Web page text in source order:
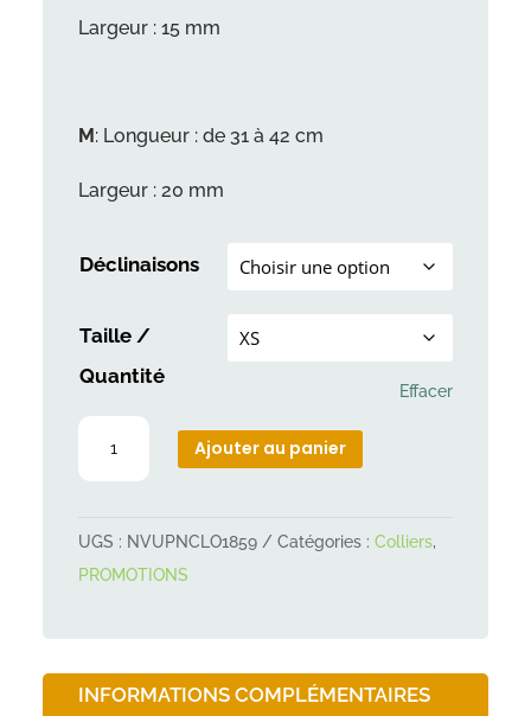
Largeur : 15 mm
M : Longueur : de 31 à 42 cm
Largeur : 20 mm
Déclinaisons
Taille /
Quantité
Effacer
chien
bandana
Ajouter au panier
UGS : NVUPNCLO1859 Catégories : Colliers,
PROMOTIONS
INFORMATIONS COMPLÉMENTAIRES